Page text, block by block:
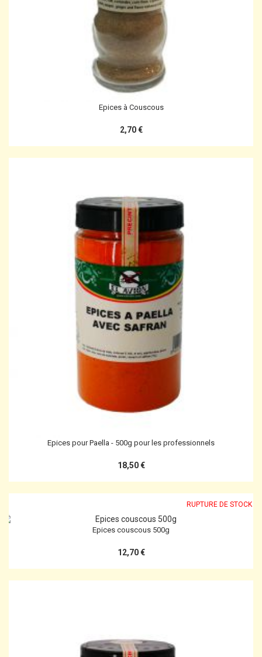
Epices à Couscous
2,70 €
Epices pour Paella - 500g pour les professionnels
18,50 €
RUPTURE DE STOCK
Epices couscous 500g
12,70 €